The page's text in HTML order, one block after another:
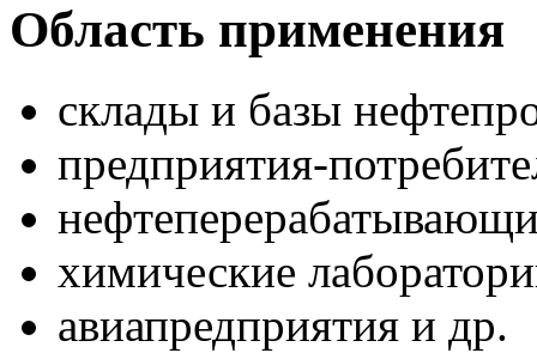
Область применения
склады и базы
предприятия-
химические
авиапредприятия и др.